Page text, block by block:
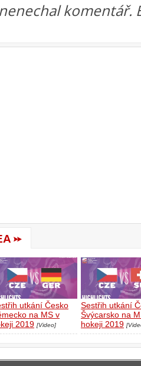
komentář.
utkání Česko
na MS v
2019 [Video]
Sestřih utkání
Švýcarsko na
hokeji 2019